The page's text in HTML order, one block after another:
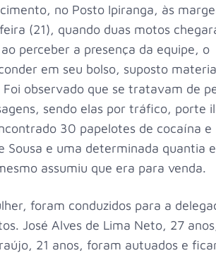
no Posto Ipiranga, às
(21), quando duas motos
perceber a presença da equipe, o
em seu bolso, suposto
observado que se tratavam de
sendo elas por tráfico, porte
30 papelotes de cocaína e
Sousa e uma determinada quantia
assumiu que era para venda.
foram conduzidos para a
José Alves de Lima Neto, 27
21 anos, foram autuados e